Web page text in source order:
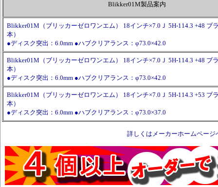
Blikker01M製品案内
Blikker01M（ブリッカーゼロワンエム） 18インチ×7.0Ｊ 5H-114.3 +48 ブ
本）
●ディスク突出：6.0mm ●ハブクリアランス：φ73.0×42.0
Blikker01M（ブリッカーゼロワンエム） 18インチ×7.0Ｊ 5H-114.3 +48 ブ
本）
●ディスク突出：6.0mm ●ハブクリアランス：φ73.0×42.0
Blikker01M（ブリッカーゼロワンエム） 18インチ×7.0Ｊ 5H-114.3 +53 ブ
本）
●ディスク突出：6.0mm ●ハブクリアランス：φ73.0×37.0
詳しくはメーカーホームページ